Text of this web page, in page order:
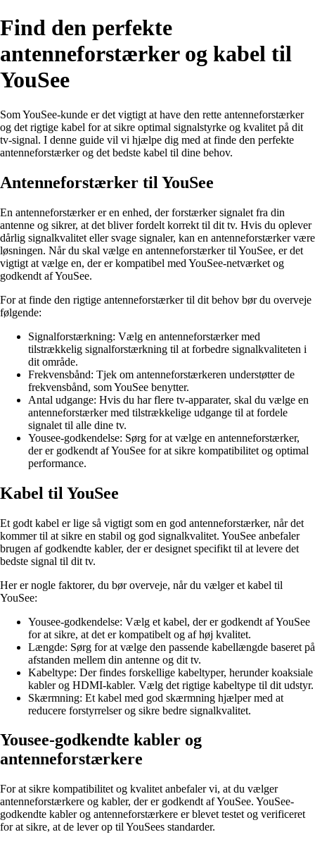
Find den perfekte
antenneforstærker og kabel til
YouSee
Som YouSee-kunde er det vigtigt at have den rette antenneforstærker
og det rigtige kabel for at sikre optimal signalstyrke og kvalitet på dit
tv-signal. I denne guide vil vi hjælpe dig med at finde den perfekte
antenneforstærker og det bedste kabel til dine behov.
Antenneforstærker til YouSee
En antenneforstærker er en enhed, der forstærker signalet fra din
antenne og sikrer, at det bliver fordelt korrekt til dit tv. Hvis du oplever
dårlig signalkvalitet eller svage signaler, kan en antenneforstærker være
løsningen. Når du skal vælge en antenneforstærker til YouSee, er det
vigtigt at vælge en, der er kompatibel med YouSee-netværket og
godkendt af YouSee.
For at finde den rigtige antenneforstærker til dit behov bør du overveje
følgende:
Signalforstærkning: Vælg en antenneforstærker med
tilstrækkelig signalforstærkning til at forbedre signalkvaliteten i
dit område.
Frekvensbånd: Tjek om antenneforstærkeren understøtter de
frekvensbånd, som YouSee benytter.
Antal udgange: Hvis du har flere tv-apparater, skal du vælge en
antenneforstærker med tilstrækkelige udgange til at fordele
signalet til alle dine tv.
Yousee-godkendelse: Sørg for at vælge en antenneforstærker,
der er godkendt af YouSee for at sikre kompatibilitet og optimal
performance.
Kabel til YouSee
Et godt kabel er lige så vigtigt som en god antenneforstærker, når det
kommer til at sikre en stabil og god signalkvalitet. YouSee anbefaler
brugen af godkendte kabler, der er designet specifikt til at levere det
bedste signal til dit tv.
Her er nogle faktorer, du bør overveje, når du vælger et kabel til
YouSee:
Yousee-godkendelse: Vælg et kabel, der er godkendt af YouSee
for at sikre, at det er kompatibelt og af høj kvalitet.
Længde: Sørg for at vælge den passende kabellængde baseret på
afstanden mellem din antenne og dit tv.
Kabeltype: Der findes forskellige kabeltyper, herunder koaksiale
kabler og HDMI-kabler. Vælg det rigtige kabeltype til dit udstyr.
Skærmning: Et kabel med god skærmning hjælper med at
reducere forstyrrelser og sikre bedre signalkvalitet.
Yousee-godkendte kabler og
antenneforstærkere
For at sikre kompatibilitet og kvalitet anbefaler vi, at du vælger
antenneforstærkere og kabler, der er godkendt af YouSee. YouSee-
godkendte kabler og antenneforstærkere er blevet testet og verificeret
for at sikre, at de lever op til YouSees standarder.